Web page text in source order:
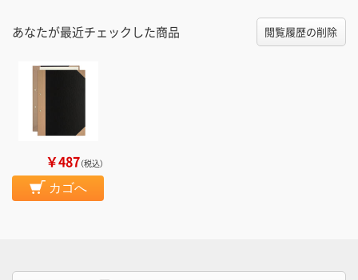
あなたが最近チェックした商品 閲覧履歴の削除
￥487（税込）
カゴへ